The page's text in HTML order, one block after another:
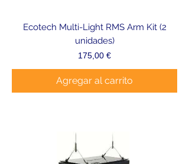
Ecotech Multi-Light RMS Arm Kit (2
unidades)
Precio
175,00 €
Agregar al carrito